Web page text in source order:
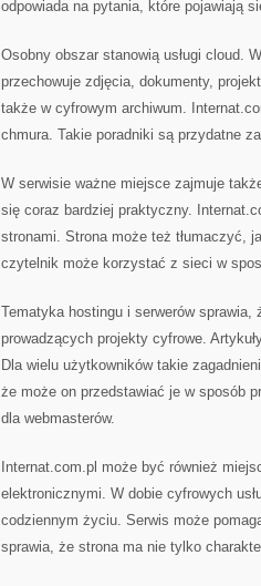
odpowiada na pytania, które pojawiają
Osobny obszar stanowią usługi cloud.
przechowuje zdjęcia, dokumenty,
także w cyfrowym archiwum.
chmura. Takie poradniki są przydatne
W serwisie ważne miejsce zajmuje
się coraz bardziej praktyczny.
stronami. Strona może też tłumaczyć,
czytelnik może korzystać z sieci w
Tematyka hostingu i serwerów
prowadzących projekty cyfrowe.
Dla wielu użytkowników takie
że może on przedstawiać je w sposób
dla webmasterów.
Internat.com.pl może być również
elektronicznymi. W dobie cyfrowych
codziennym życiu. Serwis może
sprawia, że strona ma nie tylko